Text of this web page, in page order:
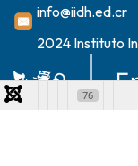
info@iidh.ed.cr
2024 Instituto
76